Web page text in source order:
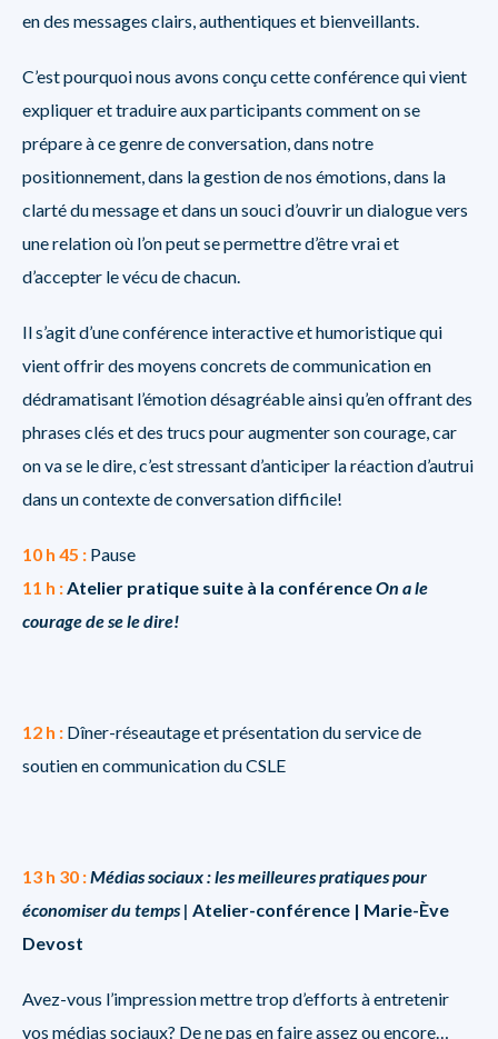
en des messages clairs, authentiques et bienveillants.
C’est pourquoi nous avons conçu cette conférence qui vient
expliquer et traduire aux participants comment on se
prépare à ce genre de conversation, dans notre
positionnement, dans la gestion de nos émotions, dans la
clarté du message et dans un souci d’ouvrir un dialogue vers
une relation où l’on peut se permettre d’être vrai et
d’accepter le vécu de chacun.
Il s’agit d’une conférence interactive et humoristique qui
vient offrir des moyens concrets de communication en
dédramatisant l’émotion désagréable ainsi qu’en offrant des
phrases clés et des trucs pour augmenter son courage, car
on va se le dire, c’est stressant d’anticiper la réaction d’autrui
dans un contexte de conversation difficile!
10 h 45 : Pause
11 h :Atelier pratique suite à la conférenceOn a le
courage de se le dire!
12 h : Dîner-réseautage et présentation du service de
soutien en communication du CSLE
13 h 30 :Médias sociaux : les meilleures pratiques pour
économiser du temps | Atelier-conférence | Marie-Ève
Devost
Avez-vous l’impression mettre trop d’efforts à entretenir
vos médias sociaux? De ne pas en faire assez ou encore…